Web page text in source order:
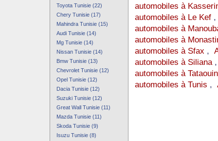
Toyota Tunisie (22)
Chery Tunisie (17)
Mahindra Tunisie (15)
Audi Tunisie (14)
Mg Tunisie (14)
Nissan Tunisie (14)
Bmw Tunisie (13)
Chevrolet Tunisie (12)
Opel Tunisie (12)
Dacia Tunisie (12)
Suzuki Tunisie (12)
Great Wall Tunisie (11)
Mazda Tunisie (11)
Skoda Tunisie (9)
Isuzu Tunisie (8)
automobiles à
automobiles à Le Kef
automobiles à
automobiles à
automobiles à Sfax ,
automobiles à Siliana
automobiles à
automobiles à Tunis ,